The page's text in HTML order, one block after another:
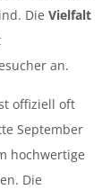
Die Vielfalt
an.
offiziell oft
September
hochwertige
Die